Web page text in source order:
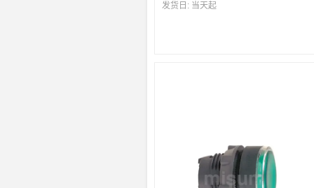
发货日: 当天起